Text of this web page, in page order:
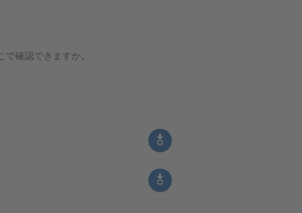
確認できますか。